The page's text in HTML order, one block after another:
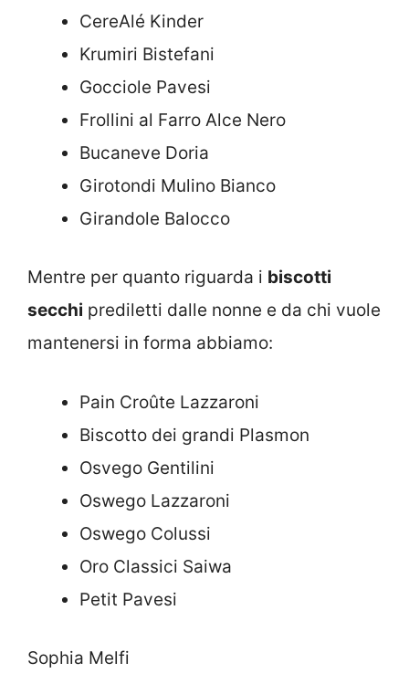
CereAlé Kinder
Krumiri Bistefani
Gocciole Pavesi
Frollini al Farro Alce Nero
Bucaneve Doria
Girotondi Mulino Bianco
Girandole Balocco
Mentre per quanto riguarda i biscotti
secchi prediletti dalle nonne e da chi vuole
mantenersi in forma abbiamo:
Pain Croûte Lazzaroni
Biscotto dei grandi Plasmon
Osvego Gentilini
Oswego Lazzaroni
Oswego Colussi
Oro Classici Saiwa
Petit Pavesi
Sophia Melfi